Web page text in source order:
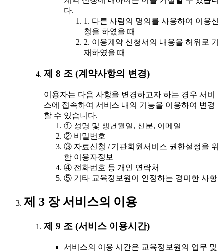
다.
1. 다른 사람의 명의를 사용하여 이용신
청을 하였을 때
2. 이용계약 신청서의 내용을 허위로 기
재하였을 때
제 8 조 (계약사항의 변경)
이용자는 다음 사항을 변경하고자 하는 경우 서비
스에 접속하여 서비스 내의 기능을 이용하여 변경
할 수 있습니다.
① 성명 및 생년월일, 신분, 이메일
② 비밀번호
③ 자료신청 / 기관회원서비스 권한설정을 위
한 이용자정보
④ 전화번호 등 개인 연락처
⑤ 기타 교육정보원이 인정하는 경미한 사항
제 3 장 서비스의 이용
제 9 조 (서비스 이용시간)
서비스의 이용 시간은 교육정보원의 업무 및